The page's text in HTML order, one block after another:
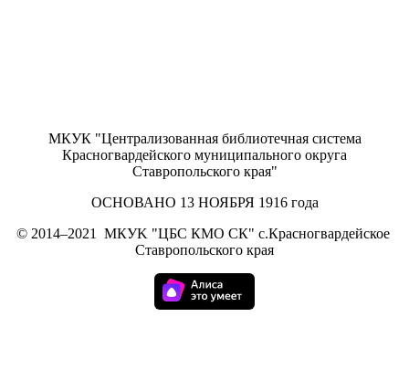
МКУК "Централизованная библиотечная система
Красногвардейского муниципального округа
Ставропольского края"
ОСНОВАНО 13 НОЯБРЯ 1916 года
© 2014–2021
МКУK "ЦБС КМО СК" с.Красногвардейское
Ставропольского края